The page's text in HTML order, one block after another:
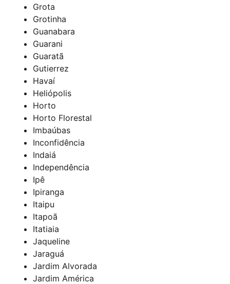
Grota
Grotinha
Guanabara
Guarani
Guaratã
Gutierrez
Havaí
Heliópolis
Horto
Horto Florestal
Imbaúbas
Inconfidência
Indaiá
Independência
Ipê
Ipiranga
Itaipu
Itapoã
Itatiaia
Jaqueline
Jaraguá
Jardim Alvorada
Jardim América